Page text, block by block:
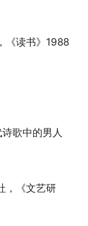
《读书》1988
歌中的男人
，《文艺研